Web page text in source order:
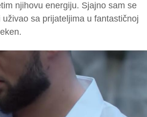
njihovu energiju. Sjajno sam se
sa prijateljima u fantastičnoj